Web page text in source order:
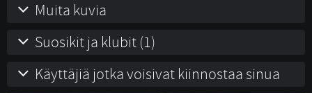
Muita kuvia
Suosikit ja klubit (1)
Käyttäjiä jotka voisivat kiinnostaa sinua